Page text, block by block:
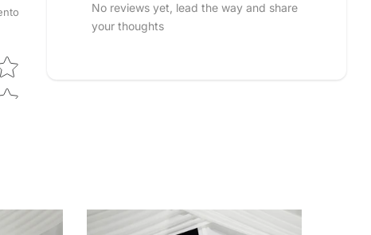
rating
No reviews yet, lead the way and share
your thoughts